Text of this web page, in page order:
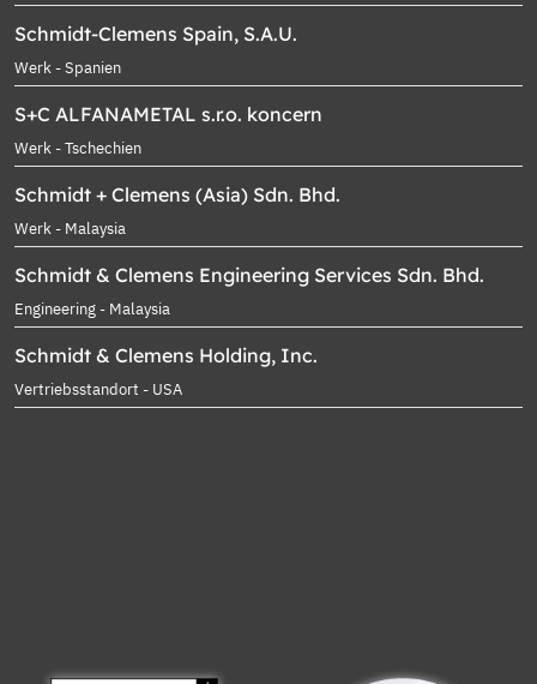
Schmidt-Clemens Spain, S.A.U.
Werk - Spanien
S+C ALFANAMETAL s.r.o. koncern
Werk - Tschechien
Schmidt + Clemens (Asia) Sdn. Bhd.
Werk - Malaysia
Schmidt & Clemens Engineering Services Sdn. Bhd.
Engineering - Malaysia
Schmidt & Clemens Holding, Inc.
Vertriebsstandort - USA